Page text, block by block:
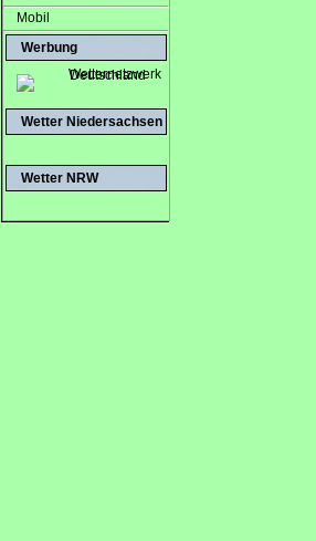
Mobil
Werbung
Wetter Niedersachsen
Wetter NRW